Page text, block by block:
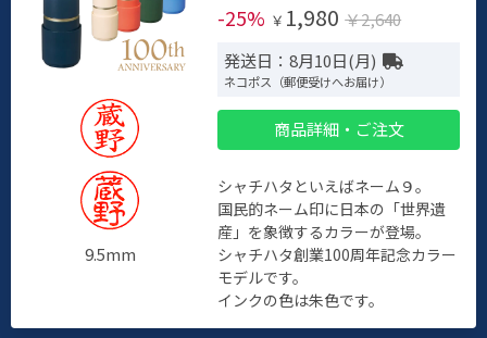
9.5mm
-25% ￥ 1,980 ￥2,640
発送日：8月10日(月)
ネコポス（郵便受けへお届け）
商品詳細・ご注文
シャチハタといえばネーム９。
国民的ネーム印に日本の「世界遺
産」を象徴するカラーが登場。
シャチハタ創業100周年記念カラー
モデルです。
インクの色は朱色です。